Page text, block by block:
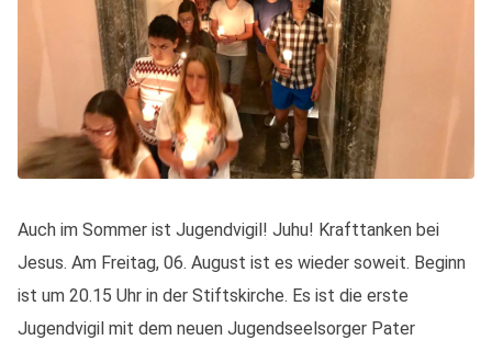
Auch im Sommer ist Jugendvigil! Juhu! Krafttanken bei
Jesus. Am Freitag, 06. August ist es wieder soweit. Beginn
ist um 20.15 Uhr in der Stiftskirche. Es ist die erste
Jugendvigil mit dem neuen Jugendseelsorger Pater